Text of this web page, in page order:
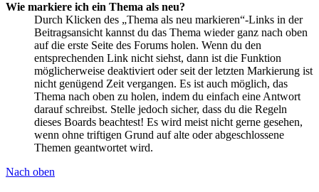
Wie markiere ich ein Thema als neu?
Durch Klicken des „Thema als neu markieren“-Links in der
Beitragsansicht kannst du das Thema wieder ganz nach oben
auf die erste Seite des Forums holen. Wenn du den
entsprechenden Link nicht siehst, dann ist die Funktion
möglicherweise deaktiviert oder seit der letzten Markierung ist
nicht genügend Zeit vergangen. Es ist auch möglich, das
Thema nach oben zu holen, indem du einfach eine Antwort
darauf schreibst. Stelle jedoch sicher, dass du die Regeln
dieses Boards beachtest! Es wird meist nicht gerne gesehen,
wenn ohne triftigen Grund auf alte oder abgeschlossene
Themen geantwortet wird.
Nach oben